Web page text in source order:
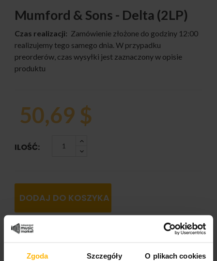
Zgoda Szczegóły O plikach cookies
Mumford & Sons - Delta (2LP)
Czas realizacji: Zamówienie złożone do godziny 12:00
realizujemy tego samego dnia. W przypadku
preorderów, czas wysyłki jest zaznaczony w opisie
produktu
50,69 $
ILOŚĆ:
DODAJ DO KOSZYKA